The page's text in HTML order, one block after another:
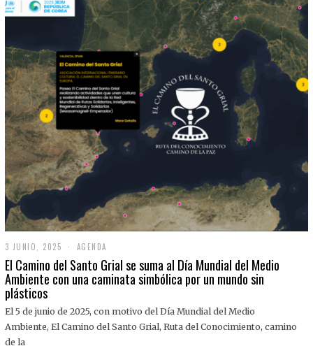
2
5
3 JUNIO, 2025
J
U
N
,
0
AGENDA
El Camino del Santo Grial se suma al Día Mundial del Medio
Ambiente con una caminata simbólica por un mundo sin
plásticos
El 5 de junio de 2025, con motivo del Día Mundial del Medio
Ambiente, El Camino del Santo Grial, Ruta del Conocimiento, camino
de la